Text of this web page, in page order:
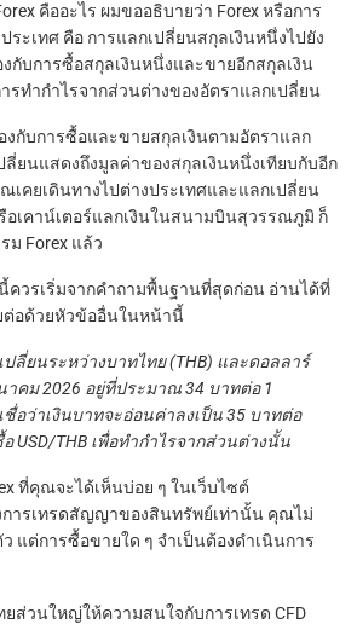
คืออะไร ผมขออธิบายว่า Forex หรือการ
ระเทศ คือ การแลกเปลี่ยนสกุลเงินหนึ่งไปยัง
งกับการซื้อสกุลเงินหนึ่งและขายอีกสกุลเงิน
รทำกำไรจากส่วนต่างของอัตราแลกเปลี่ยน
องกับการซื้อและขายสกุลเงินตามอัตราแลก
ลี่ยนแสดงถึงมูลค่าของสกุลเงินหนึ่งเทียบกับอีก
เคยเดินทางไปต่างประเทศและแลกเปลี่ยน
รือเคาน์เตอร์แลกเงินในสนามบินสุวรรณภูมิ ก็
ม Forex แล้ว
ควรเริ่มจากคำถามพื้นฐานที่สุดก่อน อ่านได้ที่
ต่อด้วยหัวข้ออื่นในหน้านี้
ปลี่ยนระหว่างบาทไทย (THB) และดอลลาร์
าคม 2026 อยู่ที่ประมาณ 34 บาทต่อ 1
อว่าเงินบาทจะอ่อนค่าลงเป็น 35 บาทต่อ
USD/THB เพื่อทำกำไรจากส่วนต่างนั้น
ที่คุณจะได้เห็นบ่อย ๆ ในเว็บไซต์
การเทรดสัญญาของสินทรัพย์เท่านั้น คุณไม่
แต่การซื้อขายใด ๆ จำเป็นต้องดำเนินการ
ยส่วนใหญ่ให้ความสนใจกับการเทรด CFD